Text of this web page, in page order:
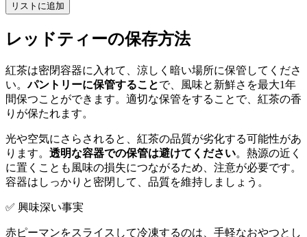
リストに追加
レッドティーの保存方法
紅茶は密閉容器に入れて、涼しく暗い場所に保管してくださ
い。パントリーに保管することで、風味と新鮮さを最大1年
間保つことができます。適切な保管をすることで、紅茶の香
りが保たれます。
光や空気にさらされると、紅茶の品質が劣化する可能性があ
ります。 透明な容器での保管は避けてください。熱源の近く
に置くことも風味の損失につながるため、注意が必要です。
容器はしっかりと密閉して、品質を維持しましょう。
✅ 興味深い事実
赤ピーマンをスライスして冷凍するのは、手軽なおやつとし